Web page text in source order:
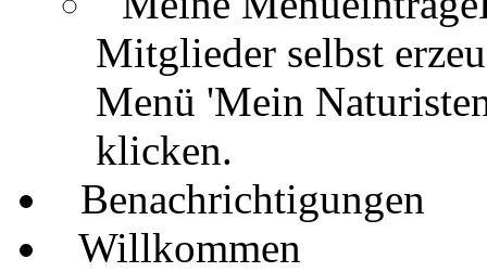
Mitglieder selbst
Menü 'Mein
klicken.
Benachrichtigungen
Willkommen